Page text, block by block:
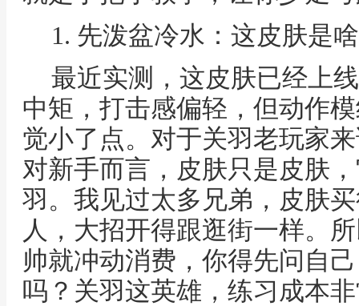
1. 先泼盆冷水：这皮肤是
最近实测，这皮肤已经上
中矩，打击感偏轻，但动作
觉小了点。对于关羽老玩家
对新手而言，皮肤只是皮肤
羽。我见过太多兄弟，皮肤
人，大招开得跟逛街一样。
帅就冲动消费，你得先问自
吗？关羽这英雄，练习成本